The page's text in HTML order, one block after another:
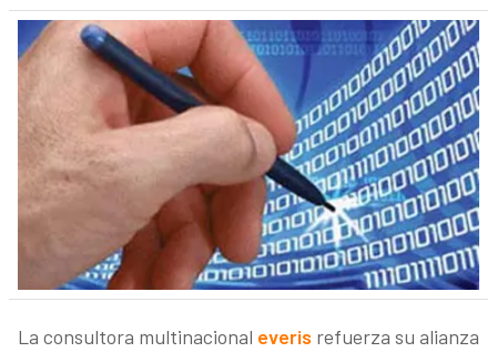
La consultora multinacional everis refuerza su alianza